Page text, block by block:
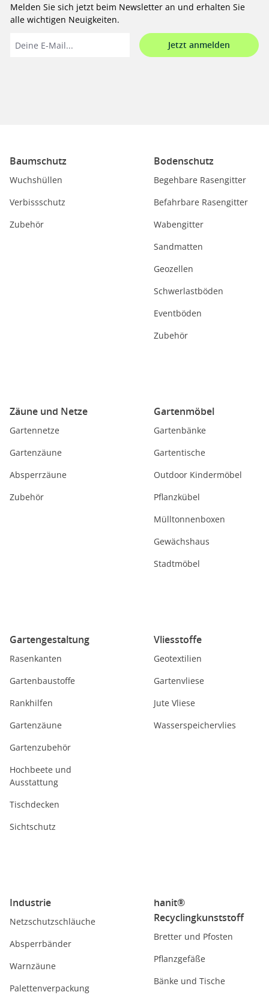
Melden Sie sich jetzt beim Newsletter an und erhalten Sie
alle wichtigen Neuigkeiten.
Jetzt anmelden
Baumschutz
Wuchshüllen
Verbissschutz
Zubehör
Bodenschutz
Begehbare Rasengitter
Befahrbare Rasengitter
Wabengitter
Sandmatten
Geozellen
Schwerlastböden
Eventböden
Zubehör
Zäune und Netze
Gartennetze
Gartenzäune
Absperrzäune
Zubehör
Gartenmöbel
Gartenbänke
Gartentische
Outdoor Kindermöbel
Pflanzkübel
Mülltonnenboxen
Gewächshaus
Stadtmöbel
Gartengestaltung
Rasenkanten
Gartenbaustoffe
Rankhilfen
Gartenzäune
Gartenzubehör
Hochbeete und
Ausstattung
Tischdecken
Sichtschutz
Vliesstoffe
Geotextilien
Gartenvliese
Jute Vliese
Wasserspeichervlies
Industrie
Netzschutzschläuche
Absperrbänder
Warnzäune
Palettenverpackung
hanit®
Recyclingkunststoff
Bretter und Pfosten
Pflanzgefäße
Bänke und Tische